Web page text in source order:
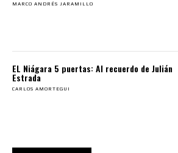
MARCO ANDRÉS JARAMILLO
EL Niágara 5 puertas: Al recuerdo de Julián
Estrada
CARLOS AMORTEGUI